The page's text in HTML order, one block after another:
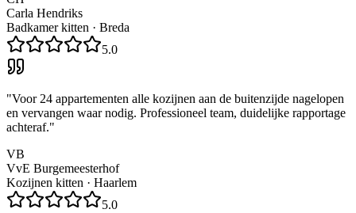
Carla Hendriks
Badkamer kitten · Breda
5.0
"Voor 24 appartementen alle kozijnen aan de buitenzijde nagelopen
en vervangen waar nodig. Professioneel team, duidelijke rapportage
achteraf."
VB
VvE Burgemeesterhof
Kozijnen kitten · Haarlem
5.0